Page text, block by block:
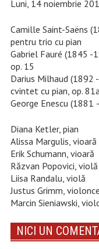
Luni, 14 noiembrie
Camille Saint-Saëns
pentru trio cu pian
Gabriel Fauré (1845 -
op. 15
Darius Milhaud (1892
cvintet cu pian, op. 81a
George Enescu (1881
Diana Ketler, pian
Alissa Margulis, vioară
Erik Schumann, vioară
Răzvan Popovici, violă
Liisa Randalu, violă
Justus Grimm,
Marcin Sieniawski,
NICI UN